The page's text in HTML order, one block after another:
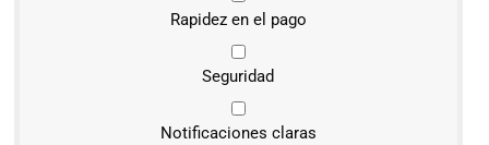
Rapidez en el pago
Seguridad
Notificaciones claras